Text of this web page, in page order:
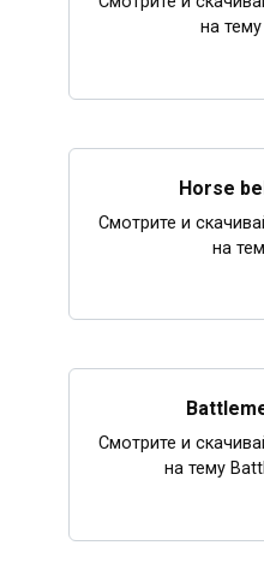
на
Horse
Смотрите и
на
Смотрите и
на тему